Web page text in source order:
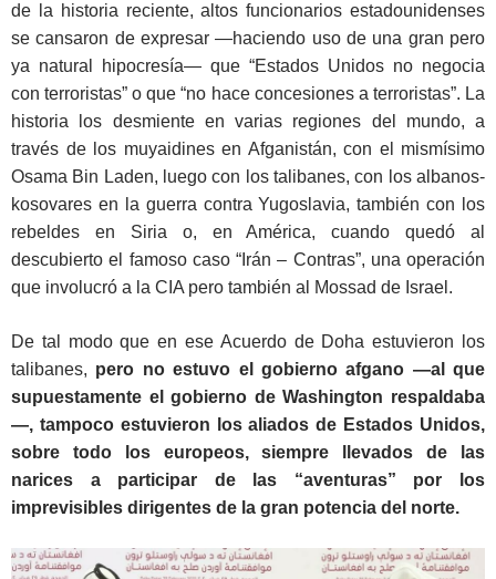
de la historia reciente, altos funcionarios estadounidenses
se cansaron de expresar —haciendo uso de una gran pero
ya natural hipocresía— que “Estados Unidos no negocia
con terroristas” o que “no hace concesiones a terroristas”. La
historia los desmiente en varias regiones del mundo, a
través de los muyaidines en Afganistán, con el mismísimo
Osama Bin Laden, luego con los talibanes, con los albanos-
kosovares en la guerra contra Yugoslavia, también con los
rebeldes en Siria o, en América, cuando quedó al
descubierto el famoso caso “Irán – Contras”, una operación
que involucró a la CIA pero también al Mossad de Israel.
De tal modo que en ese Acuerdo de Doha estuvieron los
talibanes, pero no estuvo el gobierno afgano —al que
supuestamente el gobierno de Washington respaldaba
—, tampoco estuvieron los aliados de Estados Unidos,
sobre todo los europeos, siempre llevados de las
narices a participar de las “aventuras” por los
imprevisibles dirigentes de la gran potencia del norte.